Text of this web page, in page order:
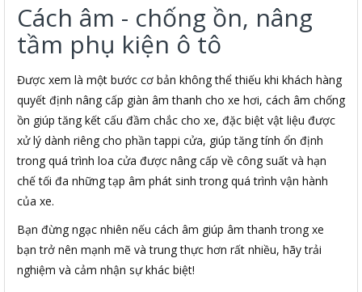
Cách âm - chống ồn, nâng
tầm phụ kiện ô tô
Được xem là một bước cơ bản không thể thiếu khi khách hàng
quyết định nâng cấp giàn âm thanh cho xe hơi, cách âm chống
ồn giúp tăng kết cấu đầm chắc cho xe, đặc biệt vật liệu được
xử lý dành riêng cho phần tappi cửa, giúp tăng tính ổn định
trong quá trình loa cửa được nâng cấp về công suất và hạn
chế tối đa những tạp âm phát sinh trong quá trình vận hành
của xe.
Bạn đừng ngạc nhiên nếu cách âm giúp âm thanh trong xe
bạn trở nên mạnh mẽ và trung thực hơn rất nhiều, hãy trải
nghiệm và cảm nhận sự khác biệt!